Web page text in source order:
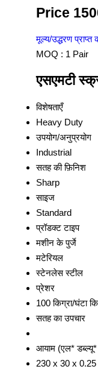
Price
मूल्य/उद्धरण प्राप्त
MOQ : 1 Pair
एसएमटी
विशेषताएँ
Heavy Duty
उपयोग/अनुप्रयोग
Industrial
सतह की फ़िनिश
Sharp
साइज
Standard
प्रॉडक्ट टाइप
मशीन के पुर्जे
मटेरियल
स्टेनलेस स्टील
प्रेशर
100 किग्रा/घंटा
सतह का उपचार
आयाम (एल*
230 x 30 x 0.25